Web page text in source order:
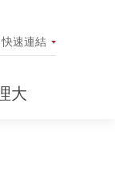
快速連結
大